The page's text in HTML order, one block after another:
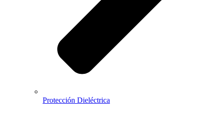
Protección Dieléctrica